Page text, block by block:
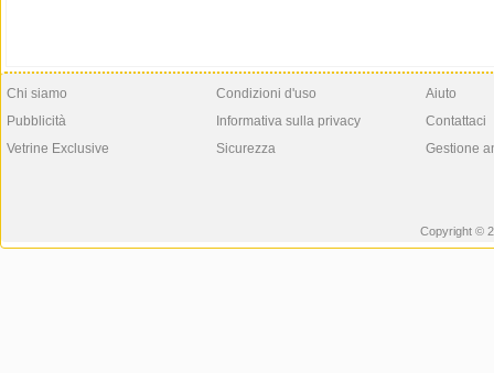
Chi siamo
Pubblicità
Vetrine Exclusive
Condizioni d'uso
Informativa sulla privacy
Sicurezza
Aiuto
Contattaci
Gestione
Copyright ©